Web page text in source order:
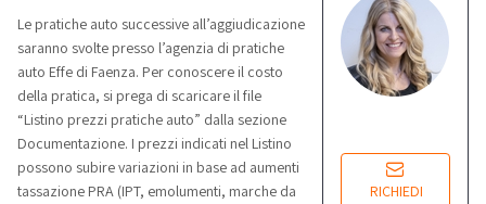
RICHIEDI
INFORMAZIONI
Le pratiche auto successive all’aggiudicazione
saranno svolte presso l’agenzia di pratiche
auto Effe di Faenza. Per conoscere il costo
della pratica, si prega di scaricare il file
“Listino prezzi pratiche auto” dalla sezione
Documentazione. I prezzi indicati nel Listino
possono subire variazioni in base ad aumenti
tassazione PRA (IPT, emolumenti, marche da